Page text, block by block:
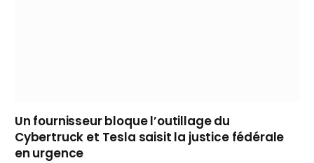
Un fournisseur bloque l’outillage du
Cybertruck et Tesla saisit la justice fédérale
en urgence